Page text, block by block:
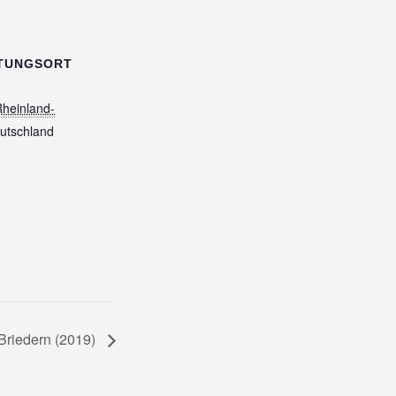
(2019)